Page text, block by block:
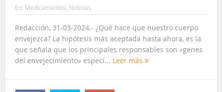
En: Medicamentos Noticias
Redacción, 31-03-2024.- ¿Qué hace que nuestro cuerpo
envejezca? La hipótesis más aceptada hasta ahora, es la
que señala que los principales responsables son «genes
del envejecimiento» especí... Leer más